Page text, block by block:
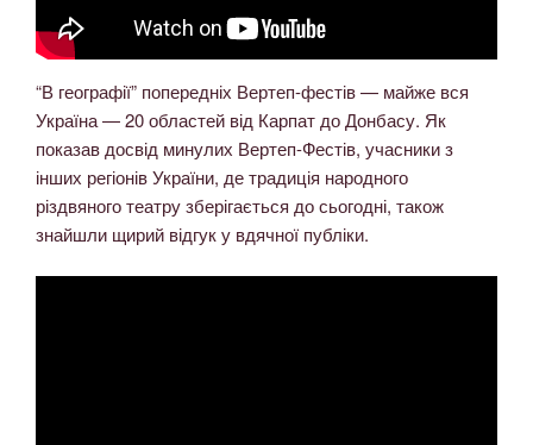
“В географії” попередніх Вертеп-фестів — майже вся
Україна — 20 областей від Карпат до Донбасу. Як
показав досвід минулих Вертеп-Фестів, учасники з
інших регіонів України, де традиція народного
різдвяного театру зберігається до сьогодні, також
знайшли щирий відгук у вдячної публіки.